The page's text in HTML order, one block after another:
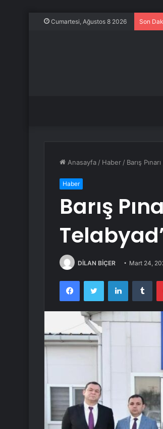
Cumartesi, Ağustos 8 2026 Son
Anasayfa / Haber / Barış
Haber
Barış
DİLAN BİÇER Mart 24,
FacebookTwitter LinkedIn